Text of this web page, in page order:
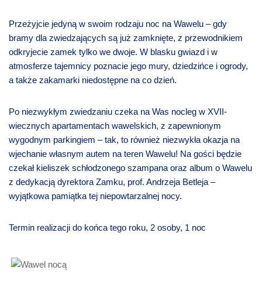
Przeżyjcie jedyną w swoim rodzaju noc na Wawelu – gdy
bramy dla zwiedzających są już zamknięte, z przewodnikiem
odkryjecie zamek tylko we dwoje. W blasku gwiazd i w
atmosferze tajemnicy poznacie jego mury, dziedzińce i ogrody,
a także zakamarki niedostępne na co dzień.
Po niezwykłym zwiedzaniu czeka na Was nocleg w XVII-
wiecznych apartamentach wawelskich, z zapewnionym
wygodnym parkingiem – tak, to również niezwykła okazja na
wjechanie własnym autem na teren Wawelu! Na gości będzie
czekał kieliszek schłodzonego szampana oraz album o Wawelu
z dedykacją dyrektora Zamku, prof. Andrzeja Betleja –
wyjątkowa pamiątka tej niepowtarzalnej nocy.
Termin realizacji do końca tego roku, 2 osoby, 1 noc